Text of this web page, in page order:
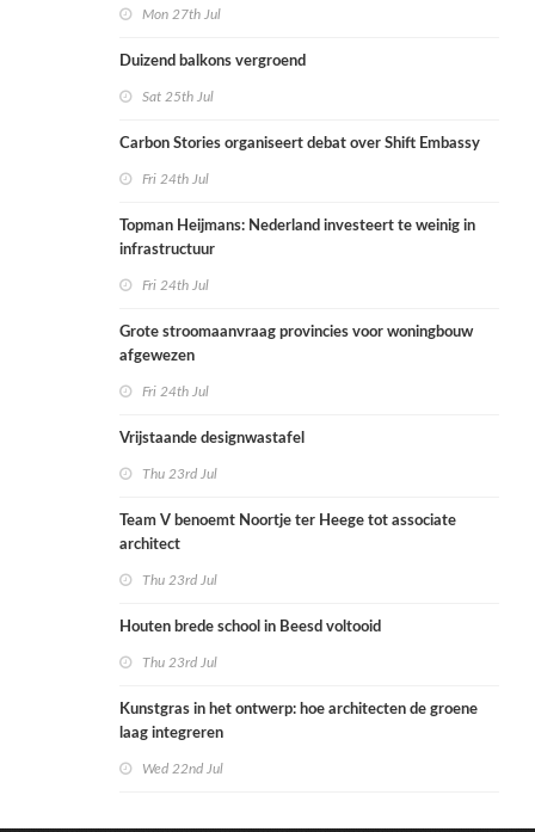
Mon 27th Jul
Duizend balkons vergroend
Sat 25th Jul
Carbon Stories organiseert debat over Shift Embassy
Fri 24th Jul
Topman Heijmans: Nederland investeert te weinig in
infrastructuur
Fri 24th Jul
Grote stroomaanvraag provincies voor woningbouw
afgewezen
Fri 24th Jul
Vrijstaande designwastafel
Thu 23rd Jul
Team V benoemt Noortje ter Heege tot associate
architect
Thu 23rd Jul
Houten brede school in Beesd voltooid
Thu 23rd Jul
Kunstgras in het ontwerp: hoe architecten de groene
laag integreren
Wed 22nd Jul